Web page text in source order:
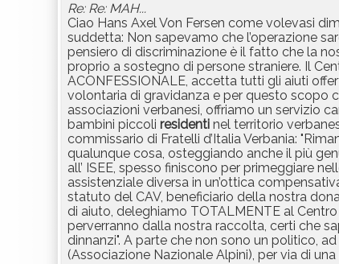
Re: Re: MAH...
Ciao Hans Axel Von Fersen come volevasi
suddetta: Non sapevamo che l’operazione
pensiero di discriminazione è il fatto che la
proprio a sostegno di persone straniere. Il
ACONFESSIONALE, accetta tutti gli aiuti
volontaria di gravidanza e per questo scopo
associazioni verbanesi, offriamo un servizio
bambini piccoli residenti nel territorio
commissario di Fratelli d’Italia Verbania:
qualunque cosa, osteggiando anche il più
all’ ISEE, spesso finiscono per primeggiare
assistenziale diversa in un’ottica
statuto del CAV, beneficiario della nostra
di aiuto, deleghiamo TOTALMENTE al
perverranno dalla nostra raccolta, certi che
dinnanzi". A parte che non sono un politico,
(Associazione Nazionale Alpini), per via di